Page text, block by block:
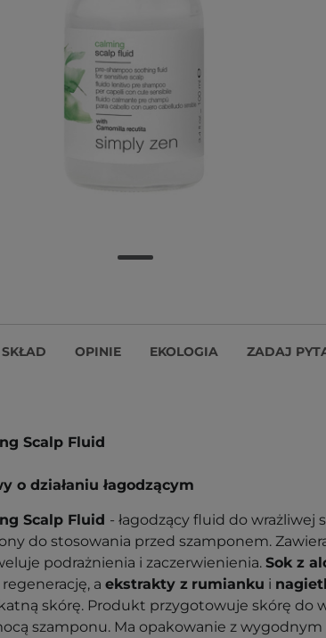
SKŁAD OPINIE EKOLOGIA ZADAJ
Scalp Fluid
o działaniu łagodzącym
Scalp Fluid - łagodzący fluid do wrażliwej
do stosowania przed szamponem.
podrażnienia i zaczerwienienia. Sok z
a ekstrakty z rumianku i
skórę. Produkt przygotowuje skórę do
szamponu. Ma opakowanie z wygodnym